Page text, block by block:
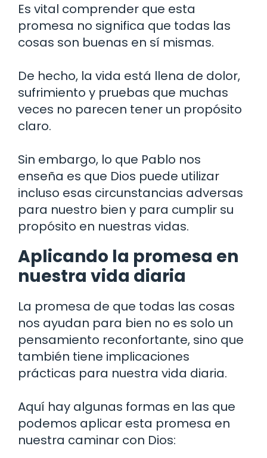
Es vital comprender que esta
promesa no significa que todas las
cosas son buenas en sí mismas.
De hecho, la vida está llena de dolor,
sufrimiento y pruebas que muchas
veces no parecen tener un propósito
claro.
Sin embargo, lo que Pablo nos
enseña es que Dios puede utilizar
incluso esas circunstancias adversas
para nuestro bien y para cumplir su
propósito en nuestras vidas.
Aplicando la promesa en
nuestra vida diaria
La promesa de que todas las cosas
nos ayudan para bien no es solo un
pensamiento reconfortante, sino que
también tiene implicaciones
prácticas para nuestra vida diaria.
Aquí hay algunas formas en las que
podemos aplicar esta promesa en
nuestra caminar con Dios: